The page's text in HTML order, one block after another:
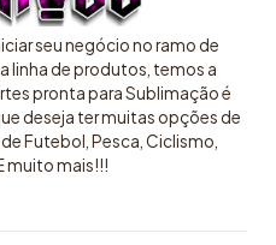
seu negócio no ramo de
linha de produtos, temos a
pronta para Sublimação é
deseja ter muitas opções de
Futebol, Pesca, Ciclismo,
muito mais!!!